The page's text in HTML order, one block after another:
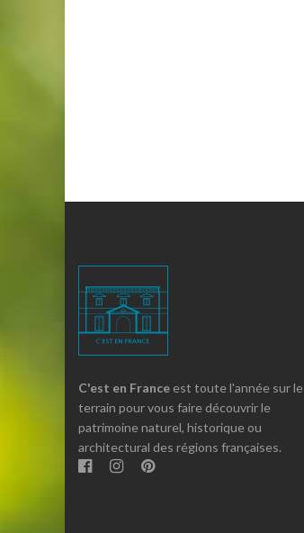
C'est en France est toute l'année sur le
terrain pour vous faire découvrir le
patrimoine naturel, historique ou
architectural des régions françaises.